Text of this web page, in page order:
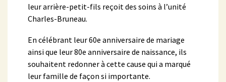
leur arrière-petit-fils reçoit des soins à l’unité
Charles-Bruneau.
En célébrant leur 60e anniversaire de mariage
ainsi que leur 80e anniversaire de naissance, ils
souhaitent redonner à cette cause qui a marqué
leur famille de façon si importante.